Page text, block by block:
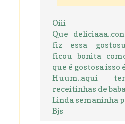
Oiii
Que
fiz essa
ficou bonita
que é gostosa isso
Huum..aqui
receitinhas de
Linda semaninha
Bjs